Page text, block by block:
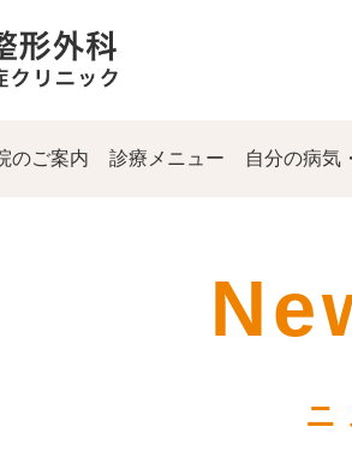
のご案内 診療メニュー 自分の病気